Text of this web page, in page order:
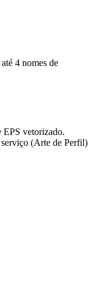
4 nomes de
EPS vetorizado.
serviço (Arte de Perfil)